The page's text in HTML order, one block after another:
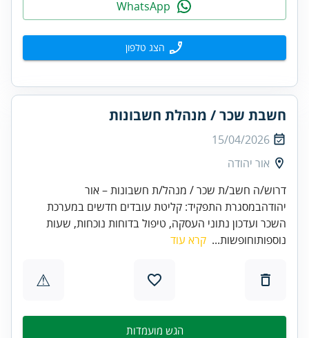
הצג טלפון
חשבת שכר / מנהלת חשבונות
15/04/2026
אור יהודה
דרוש/ה חשב/ת שכר / מנהל/ת חשבונות – אור
יהודהבמסגרת התפקיד: קליטת עובדים חדשים במערכת
השכר ועדכון נתוני העסקה, טיפול בדוחות נוכחות, שעות
נוספותוחופשות... קרא עוד
⚠
הגש מועמדות